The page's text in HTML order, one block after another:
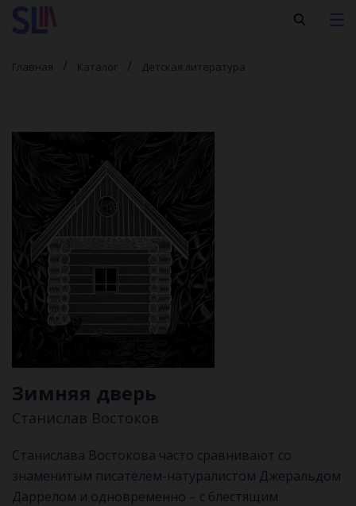
Главная Каталог Детская литература
Зимняя дверь
Станислав Востоков
Станислава Востокова часто сравнивают со
знаменитым писателем-натуралистом Джеральдом
Даррелом и одновременно – с блестящим